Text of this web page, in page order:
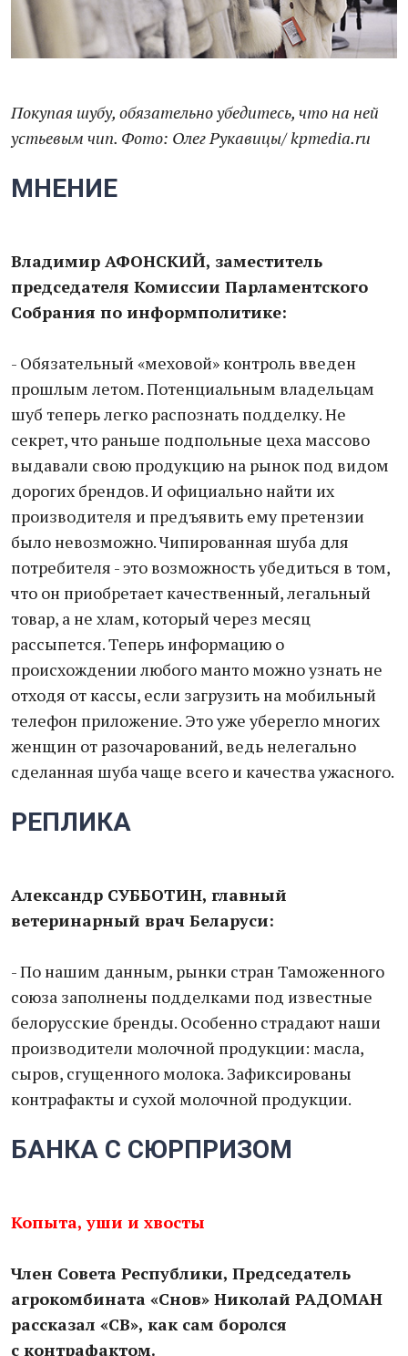
Покупая шубу, обязательно убедитесь, что на ней
устьевым чип. Фото: Олег Рукавицы/ kpmedia.ru
МНЕНИЕ
Владимир АФОНСКИЙ, заместитель
председателя Комиссии Парламентского
Собрания по информполитике:
- Обязательный «меховой» контроль введен
прошлым летом. Потенциальным владельцам
шуб теперь легко распознать подделку. Не
секрет, что раньше подпольные цеха массово
выдавали свою продукцию на рынок под видом
дорогих брендов. И официально найти их
производителя и предъявить ему претензии
было невозможно. Чипированная шуба для
потребителя - это возможность убедиться в том,
что он приобретает качественный, легальный
товар, а не хлам, который через месяц
рассыпется. Теперь информацию о
происхождении любого манто можно узнать не
отходя от кассы, если загрузить на мобильный
телефон приложение. Это уже уберегло многих
женщин от разочарований, ведь нелегально
сделанная шуба чаще всего и качества ужасного.
РЕПЛИКА
Александр СУББОТИН, главный
ветеринарный врач Беларуси:
- По нашим данным, рынки стран Таможенного
союза заполнены подделками под известные
белорусские бренды. Особенно страдают наши
производители молочной продукции: масла,
сыров, сгущенного молока. Зафиксированы
контрафакты и сухой молочной продукции.
БАНКА С СЮРПРИЗОМ
Копыта, уши и хвосты
Член Совета Республики, Председатель
агрокомбината «Снов» Николай РАДОМАН
рассказал «СВ», как сам боролся
с контрафактом.